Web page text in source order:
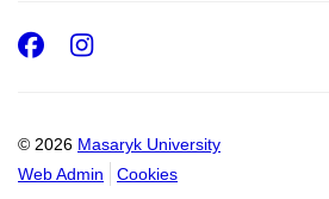
© 2026 Masaryk University
Web Admin
Cookies
Facebook
Instagram